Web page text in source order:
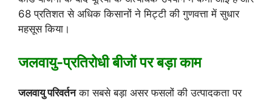
68 प्रतिशत से अधिक किसानों ने मिट्टी की गुणवत्ता में सुधार
महसूस किया।
जलवायु-प्रतिरोधी बीजों पर बड़ा काम
जलवायु परिवर्तनका सबसे बड़ा असर फसलों की उत्पादकता पर